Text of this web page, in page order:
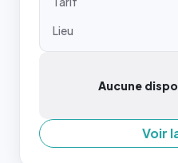
Lieu
Aucune
Voir